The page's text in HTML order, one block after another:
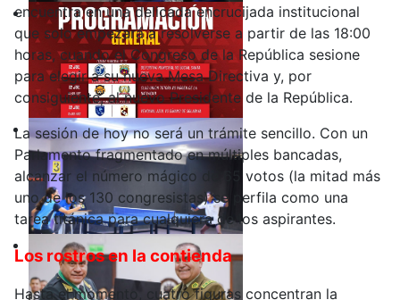
encuentra en una delicada encrucijada institucional
que solo empezará a resolverse a partir de las 18:00
horas, cuando el Congreso de la República sesione
para elegir a su nueva Mesa Directiva y, por
consiguiente, al nuevo Presidente de la República.
La sesión de hoy no será un trámite sencillo. Con un
Parlamento fragmentado en múltiples bancadas,
alcanzar el número mágico de 65 votos (la mitad más
uno de los 130 congresistas) se perfila como una
tarea titánica para cualquiera de los aspirantes.
Los rostros en la contienda
Hasta el momento, cuatro figuras concentran la